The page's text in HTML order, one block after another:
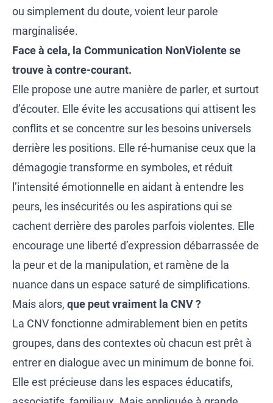
ou simplement du doute, voient leur parole
marginalisée.
Face à cela, la Communication NonViolente se
trouve à contre-courant.
Elle propose une autre manière de parler, et surtout
d’écouter. Elle évite les accusations qui attisent les
conflits et se concentre sur les besoins universels
derrière les positions. Elle ré-humanise ceux que la
démagogie transforme en symboles, et réduit
l’intensité émotionnelle en aidant à entendre les
peurs, les insécurités ou les aspirations qui se
cachent derrière des paroles parfois violentes. Elle
encourage une liberté d’expression débarrassée de
la peur et de la manipulation, et ramène de la
nuance dans un espace saturé de simplifications.
Mais alors, que peut vraiment la CNV ?
La CNV fonctionne admirablement bien en petits
groupes, dans des contextes où chacun est prêt à
entrer en dialogue avec un minimum de bonne foi.
Elle est précieuse dans les espaces éducatifs,